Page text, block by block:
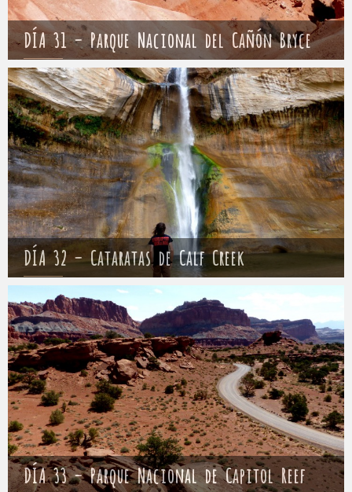
DÍA 31 – Parque Nacional del Cañón Bryce
Mathieu 5 mayo 2017
DÍA 32 – Cataratas de Calf Creek
Mathieu 6 mayo 2017
DÍA 33 – Parque Nacional de Capitol Reef